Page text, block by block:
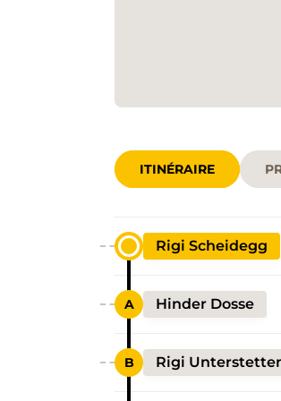
ITINÉRAIRE
Rigi Scheidegg
Hinder Dosse
Rigi